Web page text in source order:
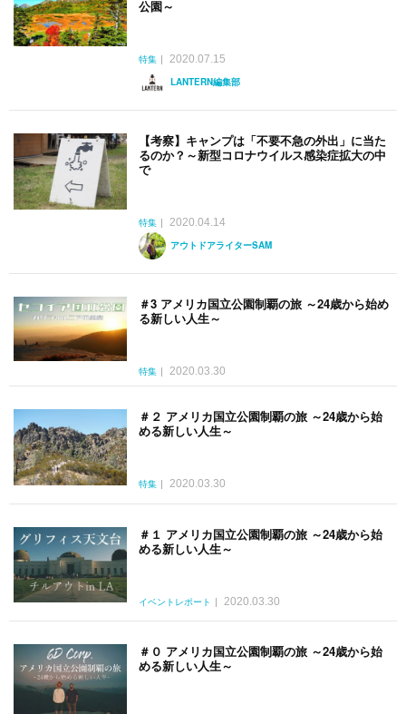
公園～
特集
2020.07.15
LANTERN編集部
【考察】キャンプは「不要不急の外出」に当た
るのか？～新型コロナウイルス感染症拡大の中
で
特集
2020.04.14
アウトドアライターSAM
＃3 アメリカ国立公園制覇の旅 ～24歳から始め
る新しい人生～
特集 2020.03.30
＃２ アメリカ国立公園制覇の旅 ～24歳から始
める新しい人生～
特集 2020.03.30
＃１ アメリカ国立公園制覇の旅 ～24歳から始
める新しい人生～
イベントレポート 2020.03.30
＃０ アメリカ国立公園制覇の旅 ～24歳から始
める新しい人生～